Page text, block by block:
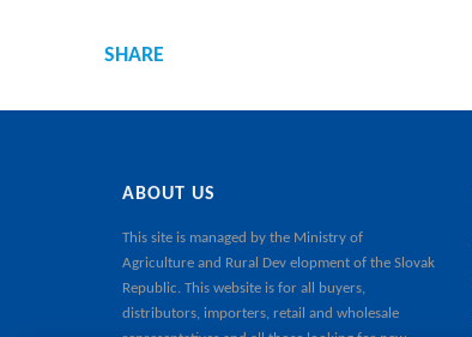
SHARE
ABOUT US
This site is managed by the Ministry of
Agriculture and Rural Dev elopment of the Slovak
Republic. This website is for all buyers,
distributors, importers, retail and wholesale